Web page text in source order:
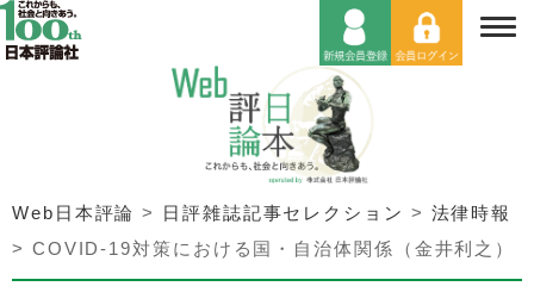
Web日本評論 > 日評雑誌記事セレクション > 法律時報
> COVID-19対策における国・自治体関係（金井利之）